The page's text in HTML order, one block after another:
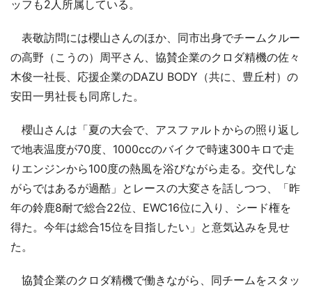
ッフも2人所属している。
表敬訪問には櫻山さんのほか、同市出身でチームクルー
の高野（こうの）周平さん、協賛企業のクロダ精機の佐々
木俊一社長、応援企業のDAZU BODY（共に、豊丘村）の
安田一男社長も同席した。
櫻山さんは「夏の大会で、アスファルトからの照り返し
で地表温度が70度、1000ccのバイクで時速300キロで走
りエンジンから100度の熱風を浴びながら走る。交代しな
がらではあるが過酷」とレースの大変さを話しつつ、「昨
年の鈴鹿8耐で総合22位、EWC16位に入り、シード権を
得た。今年は総合15位を目指したい」と意気込みを見せ
た。
協賛企業のクロダ精機で働きながら、同チームをスタッ